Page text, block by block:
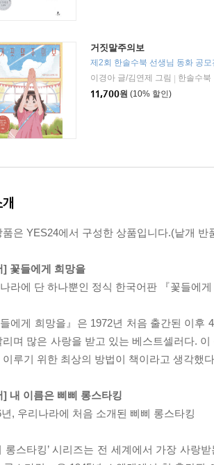
거짓말주의보
제2회 한솔수북 선생님 동화 공
이경아 글/김연제 그림
한솔수북
11,700원 (10% 할인)
품은 YES24에서 구성한 상품입니다.(낱개 반
] 꽃들에게 희망을
라에 단 하나뿐인 정식 한국어판 『꽃들에
들에게 희망을』은 1972년 처음 출간된 이
리며 많은 사랑을 받고 있는 베스트셀러다.
이루기 위한 최상의 방법이 책이라고 생각했
] 내 이름은 삐삐 롱스타킹
년, 우리나라에 처음 소개된 삐삐 롱스타킹
롱스타킹’ 시리즈는 전 세계에서 가장 사랑